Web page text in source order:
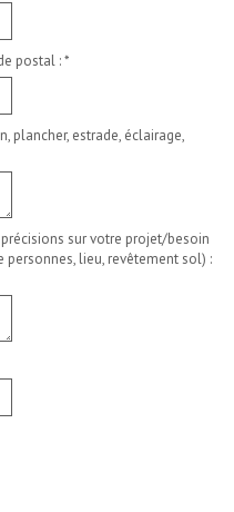
postal :*
plancher, estrade, éclairage,
sur votre projet/besoin
personnes, lieu, revêtement sol) :